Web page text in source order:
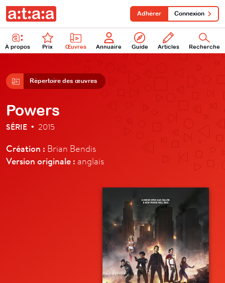
À propos Prix Œuvres Annuaire Guide Articles Recherche
Adhérer Connexion
Répertoire des œuvres
Powers
SÉRIE • 2015
Création : Brian Bendis
Version originale : anglais